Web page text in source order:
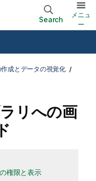
Search
メニュ
ー
成とデータの視覚化
リへの画
権限と表示